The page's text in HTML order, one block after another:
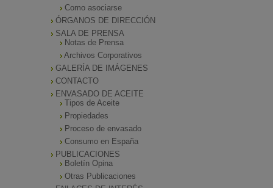
Como asociarse
ÓRGANOS DE DIRECCIÓN
SALA DE PRENSA
Notas de Prensa
Archivos Corporativos
GALERÍA DE IMÁGENES
CONTACTO
ENVASADO DE ACEITE
Tipos de Aceite
Propiedades
Proceso de envasado
Consumo en España
PUBLICACIONES
Boletín Opina
Otras Publicaciones